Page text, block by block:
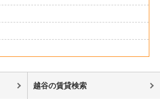
越谷の賃貸検索